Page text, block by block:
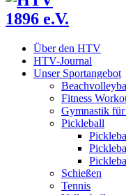
Über den HTV
HTV-Journal
Unser Sportangebot
Fitness
Gymnastik für
Pickleball
Schießen
Tennis